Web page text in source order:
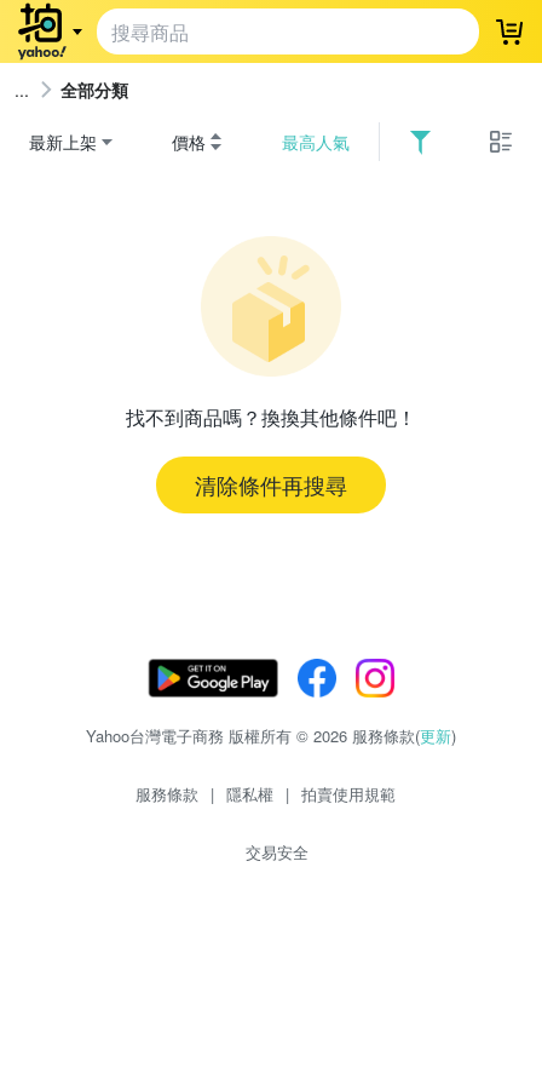
登
全部分類
最新上架 價格 最高人氣
找不到商品嗎？換換其他條件吧！
清除條件再搜尋
Yahoo台灣電子商務 版權所有 © 2026 服務條款(更新)
服務條款 | 隱私權 | 拍賣使用規範
交易安全